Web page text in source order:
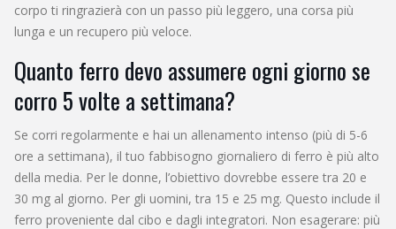
corpo ti ringrazierà con un passo più leggero, una corsa più
lunga e un recupero più veloce.
Quanto ferro devo assumere ogni giorno se
corro 5 volte a settimana?
Se corri regolarmente e hai un allenamento intenso (più di 5-6
ore a settimana), il tuo fabbisogno giornaliero di ferro è più alto
della media. Per le donne, l’obiettivo dovrebbe essere tra 20 e
30 mg al giorno. Per gli uomini, tra 15 e 25 mg. Questo include il
ferro proveniente dal cibo e dagli integratori. Non esagerare: più